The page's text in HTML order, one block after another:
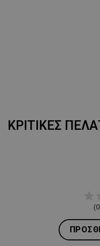
ΚΡΙΤΙΚΈΣ
(0